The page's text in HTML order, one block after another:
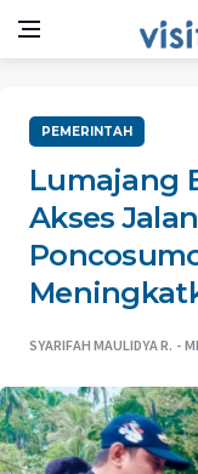
PEMERINTAH
Lumajang
Akses
SYARIFAH MAULIDYA R.